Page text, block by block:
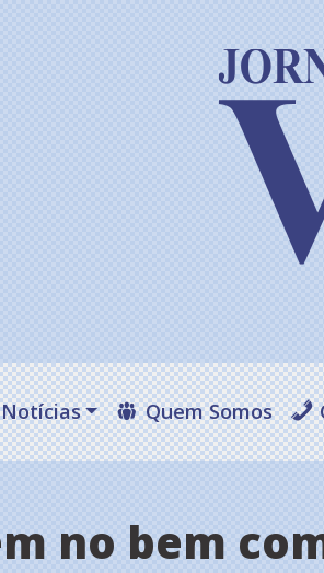
Notícias Quem Somos
no bem